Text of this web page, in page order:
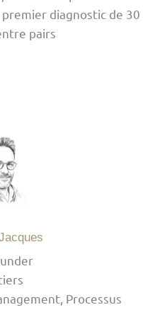
diagnostic de 30
pairs
Processus